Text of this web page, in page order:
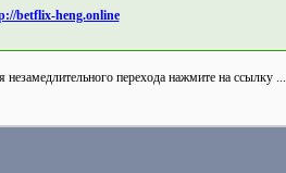
betflix-heng.online
перехода нажмите на ссылку ...